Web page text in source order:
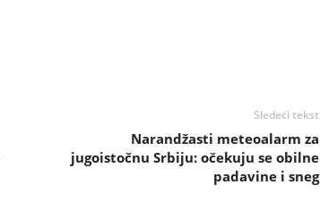
Sledeći tekst
Narandžasti meteoalarm za
jugoistočnu Srbiju: očekuju se obilne
padavine i sneg